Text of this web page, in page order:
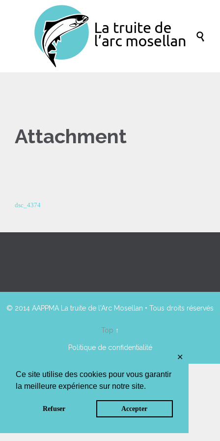
Ce site utilise des cookies pour vous garantir
la meilleure expérience sur notre site.
Refuser Accepter
✕

Attachment
dsc_4374
© 2014 AAPPMA La truite de l'Arc Mosellan • Tous droits réservés
Top ↑
Politique de confidentialité